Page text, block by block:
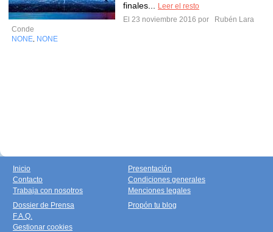
finales...
Leer el resto
El 23 noviembre 2016 por
Rubén Lara
Conde
NONE NONE
Inicio
Contacto
Trabaja con nosotros
Presentación
Condiciones generales
Menciones legales
Dossier de Prensa
F.A.Q.
Gestionar cookies
Propón tu blog